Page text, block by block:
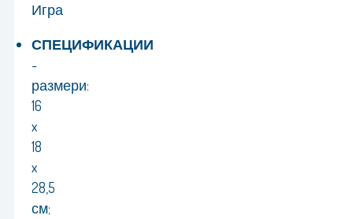
Игра
СПЕЦИФИКАЦИИ
-
размери:
16
x
18
x
28,5
см;